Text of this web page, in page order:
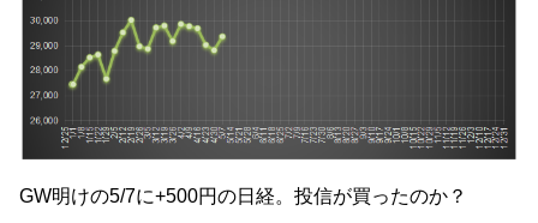
GW明けの5/7に+500円の日経。投信が買ったのか？